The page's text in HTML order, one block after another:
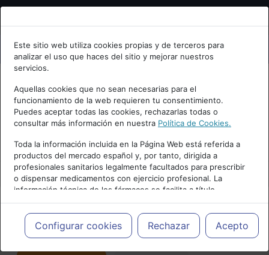
Bienvenid@ a psiquiatria.com
Escribe tu Email
Accede o regístrate con tu email.
Cancelar
Este sitio web utiliza cookies propias y de terceros para
analizar el uso que haces del sitio y mejorar nuestros
servicios.
Aquellas cookies que no sean necesarias para el
funcionamiento de la web requieren tu consentimiento.
Puedes aceptar todas las cookies, rechazarlas todas o
consultar más información en nuestra Política de Cookies.
Toda la información incluida en la Página Web está referida a
productos del mercado español y, por tanto, dirigida a
profesionales sanitarios legalmente facultados para prescribir
o dispensar medicamentos con ejercicio profesional. La
información técnica de los fármacos se facilita a título
meramente informativo, siendo responsabilidad de los
profesionales facultados prescribir medicamentos y decidir, en
cada caso concreto, el tratamiento más adecuado a las
necesidades del paciente.
Configurar cookies Rechazar Acepto
Actualidad y Artículos|Adicciones y
trastornos por consumo